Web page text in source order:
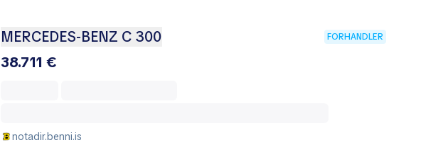
MERCEDES-BENZ C 300 FORHANDLER
38.711 €
notadir.benni.is